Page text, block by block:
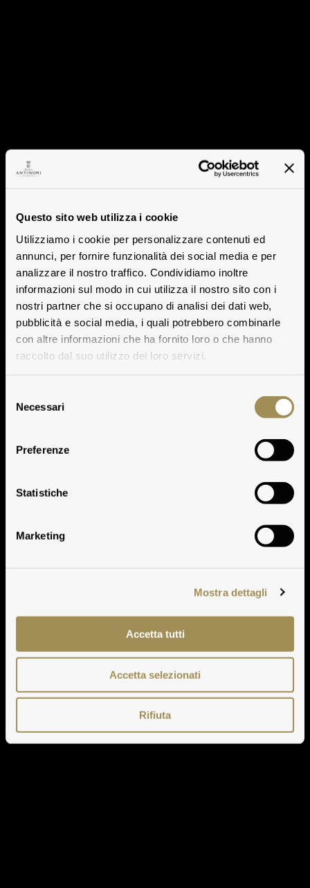
Questo sito web utilizza i cookie
Utilizziamo i cookie per personalizzare contenuti ed
annunci, per fornire funzionalità dei social media e per
analizzare il nostro traffico. Condividiamo inoltre
informazioni sul modo in cui utilizza il nostro sito con i
nostri partner che si occupano di analisi dei dati web,
pubblicità e social media, i quali potrebbero combinarle
con altre informazioni che ha fornito loro o che hanno
raccolto dal suo utilizzo dei loro servizi.
delNecessari
Preferenze
Statistiche
Marketing
Mostra dettagli
Accetta tutti
Accetta selezionati
Rifiuta
Premi all’Annata